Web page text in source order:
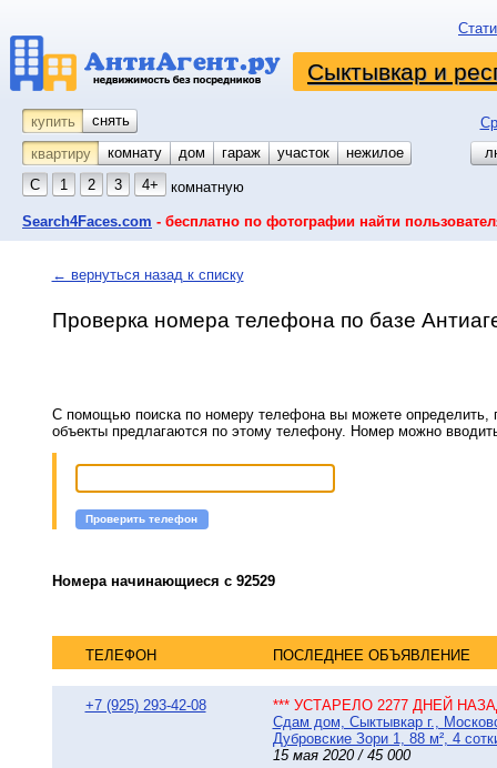
Сыктывкар и
купить снять
квартиру
комнату койко-место
дом гараж участок
нежилое
С
1 2 3 4+ комнатную
Search4Faces.com - бесплатно по фотографии найти
← вернуться назад к списку
Проверка номера телефона по базе
С помощью поиска по номеру телефона вы можете определить,
объекты предлагаются по этому телефону. Номер можно
Проверить телефон
Номера начинающиеся с 92529
ТЕЛЕФОН ПОСЛЕДНЕЕ ОБЪЯВЛЕНИЕ
+7 (925) 293-42-08
*** УСТАРЕЛО 2277 ДНЕЙ
Сдам дом, Сыктывкар г.,
Дубровские Зори 1, 88 м², 4
15 мая 2020 / 45 000